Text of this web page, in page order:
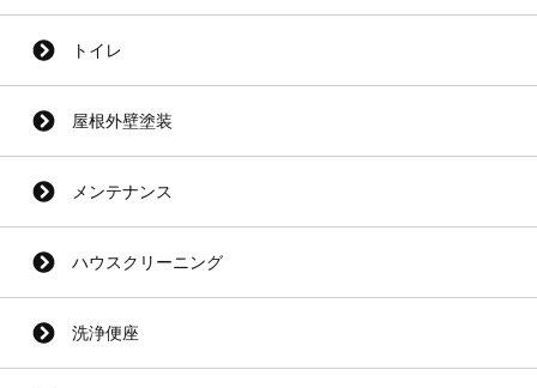
トイレ
屋根外壁塗装
メンテナンス
ハウスクリーニング
洗浄便座